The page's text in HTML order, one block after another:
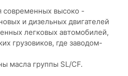
высоко -
и дизельных двигателей
легковых автомобилей,
грузовиков, где заводом-
масла группы SL/CF.